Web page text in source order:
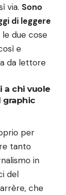
via. Sono
di leggere
le due cose
e
da lettore
a chi vuole
graphic
per
tanto
in
del
che